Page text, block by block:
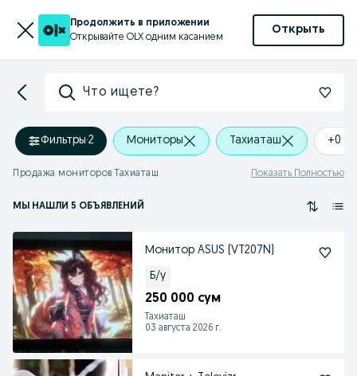
Продолжить в приложении
Открывайте OLX одним касанием
Открыть
Что ищете?
Фильтры·2 Мониторы Тахиаташ +0
Продажа мониторов Тахиаташ Показать Полностью
МЫ НАШЛИ 5 ОБЪЯВЛЕНИЙ
Монитор ASUS (VT207N)
Б/у
250 000 сум
Тахиаташ
03 августа 2026 г.